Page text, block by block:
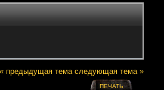
« предыдущая тема следующая тема »
ПЕЧАТЬ